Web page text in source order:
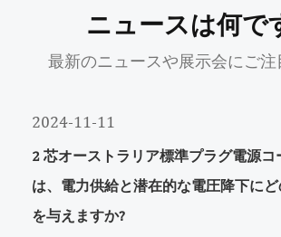
ニュースは何で
最新のニュースや展示会にご注
2024-11-11
2 芯オーストラリア標準プラグ電源コ
は、電力供給と潜在的な電圧降下に
を与えますか?